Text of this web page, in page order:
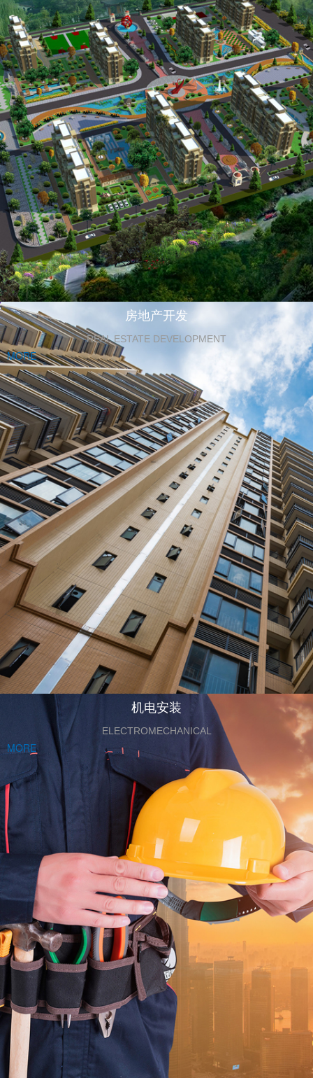
房地产开发
REAL ESTATE DEVELOPMENT
MORE
机电安装
ELECTROMECHANICAL
MORE